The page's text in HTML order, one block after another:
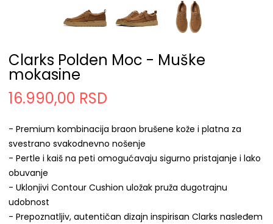
Clarks Polden Moc - Muške
mokasine
16.990,00 RSD
- Premium kombinacija braon brušene kože i platna za
svestrano svakodnevno nošenje
- Pertle i kaiš na peti omogućavaju sigurno pristajanje i lako
obuvanje
- Uklonjivi Contour Cushion uložak pruža dugotrajnu
udobnost
- Prepoznatljiv, autentičan dizajn inspirisan Clarks nasleđem